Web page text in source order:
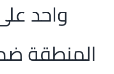
واحد
المنطقة